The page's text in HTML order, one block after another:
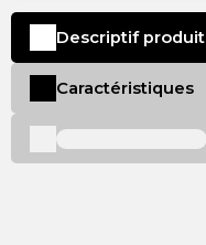
Descriptif produit
Caractéristiques